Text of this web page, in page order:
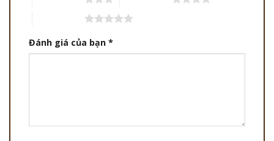
Đánh giá của bạn *